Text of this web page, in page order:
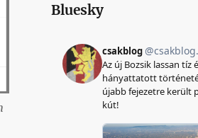
Bluesky